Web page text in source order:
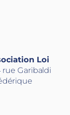
Loi
Garibaldi